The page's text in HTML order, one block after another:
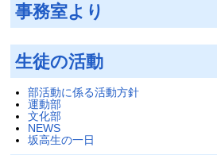
事務室より
生徒の活動
部活動に係る活動方針
運動部
文化部
NEWS
坂高生の一日